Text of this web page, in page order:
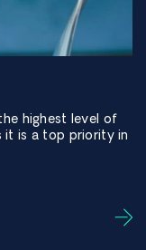
highest level of
it is a top priority in